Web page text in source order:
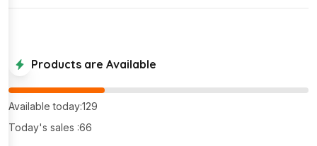
Products are Available
Available today:129
Today's sales :66